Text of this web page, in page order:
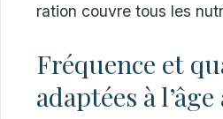
ration couvre tous les
Fréquence et
adaptées à l’âge